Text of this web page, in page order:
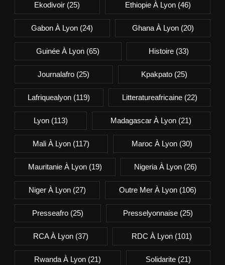
Ekodivoir (25) Ethiopie À Lyon(46)
Gabon À Lyon (24) Ghana À Lyon(20)
Guinée À Lyon (65) Histoire(33)
Journalafro (25) Kpakpato(25)
Lafriquealyon (119) Litteratureafricaine(22)
Lyon(113) Madagascar À Lyon (21)
Mali À Lyon (117) Maroc À Lyon(30)
Mauritanie À Lyon(19) Nigeria À Lyon (26)
Niger À Lyon(27) Outre Mer À Lyon (106)
Presseafro(25) Presselyonnaise (25)
RCA À Lyon (37) RDC À Lyon(101)
Rwanda À Lyon (21) Solidarite(21)